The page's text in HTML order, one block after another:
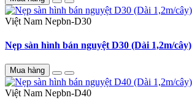
Việt Nam Nepbn-D30
Nẹp sàn hình bán nguyệt D30 (Dài 1,2m/cây)
Mua hàng
Việt Nam Nepbn-D40